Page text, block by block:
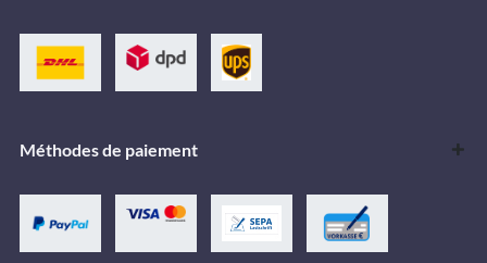
Méthodes de paiement